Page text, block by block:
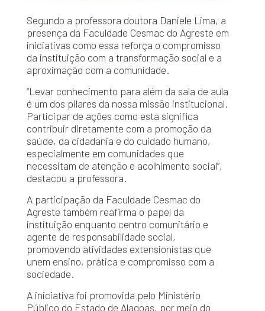
Segundo a professora doutora Daniele Lima, a
presença da Faculdade Cesmac do Agreste em
iniciativas como essa reforça o compromisso
da instituição com a transformação social e a
aproximação com a comunidade.
“Levar conhecimento para além da sala de aula
é um dos pilares da nossa missão institucional.
Participar de ações como esta significa
contribuir diretamente com a promoção da
saúde, da cidadania e do cuidado humano,
especialmente em comunidades que
necessitam de atenção e acolhimento social”,
destacou a professora.
A participação da Faculdade Cesmac do
Agreste também reafirma o papel da
instituição enquanto centro comunitário e
agente de responsabilidade social,
promovendo atividades extensionistas que
unem ensino, prática e compromisso com a
sociedade.
A iniciativa foi promovida pelo Ministério
Público do Estado de Alagoas, por meio do